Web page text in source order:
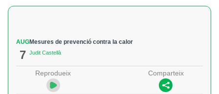
AUG
7
Mesures de prevenció contra la calor
Judit Castellà
Reprodueix Comparteix